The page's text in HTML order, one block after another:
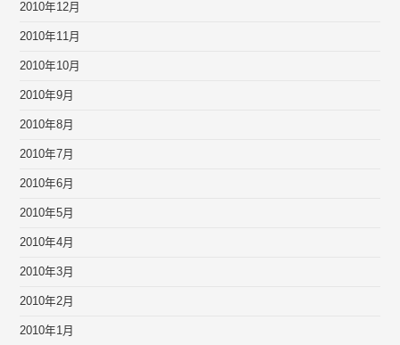
2010年12月
2010年11月
2010年10月
2010年9月
2010年8月
2010年7月
2010年6月
2010年5月
2010年4月
2010年3月
2010年2月
2010年1月